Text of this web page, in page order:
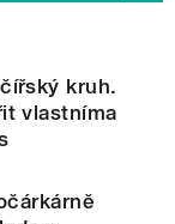
kruh.
vlastníma